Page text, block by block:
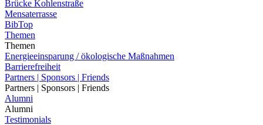
Brücke Kohlenstraße
Mensaterrasse
BibTop
Themen
Themen
Energieeinsparung / ökologische Maßnahmen
Barrierefreiheit
Partners | Sponsors | Friends
Partners | Sponsors | Friends
Alumni
Alumni
Testimonials